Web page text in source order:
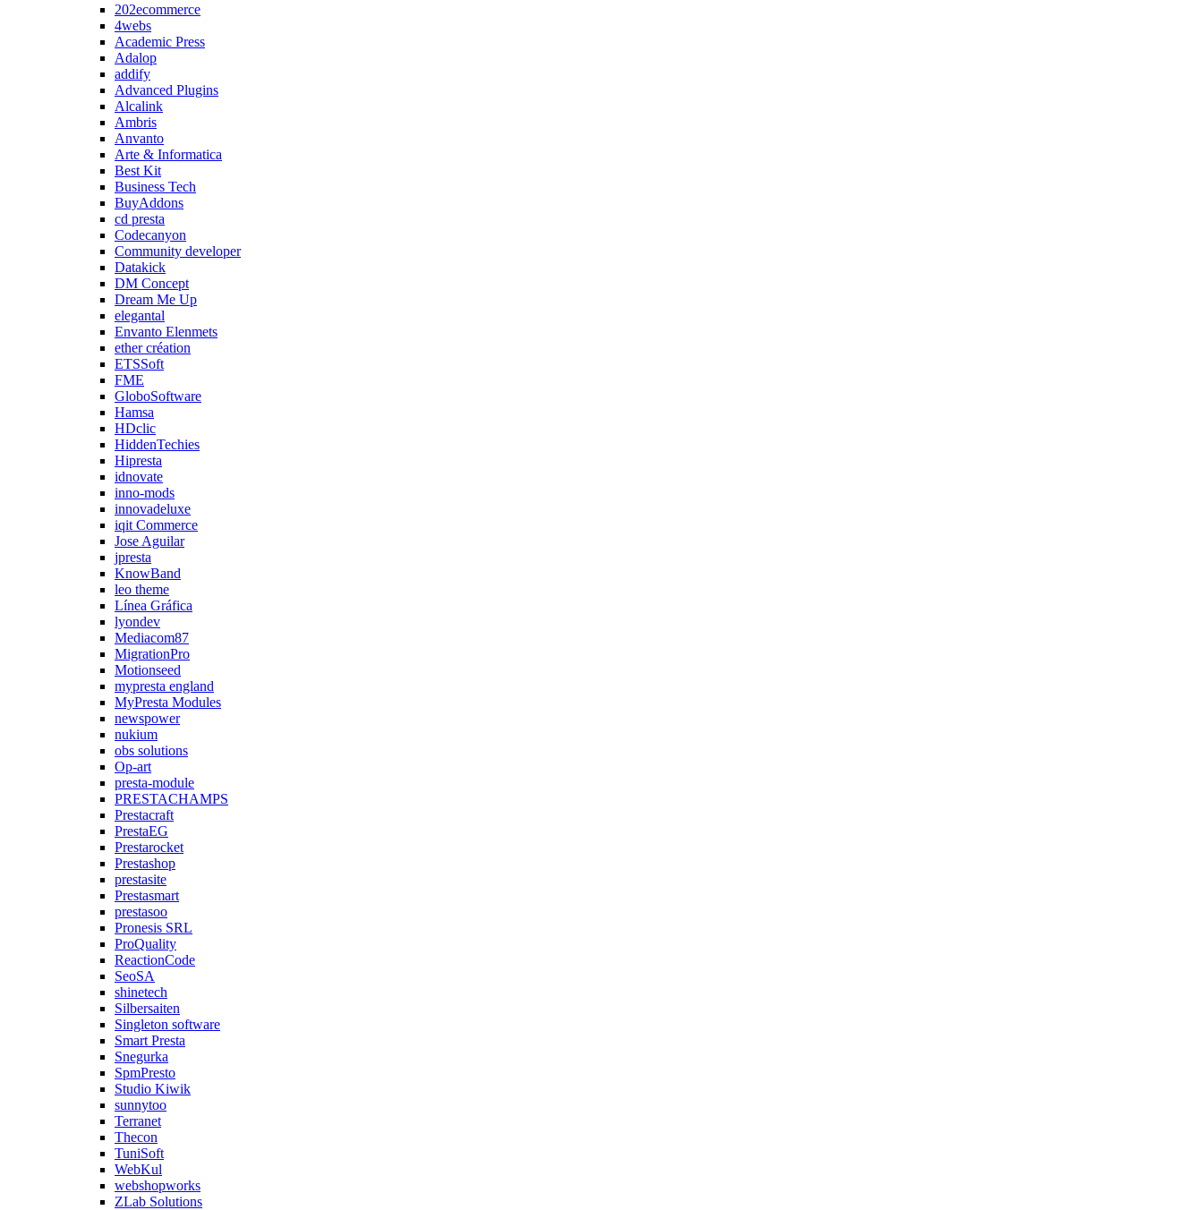
202ecommerce
4webs
Academic Press
Adalop
addify
Advanced Plugins
Alcalink
Ambris
Anvanto
Arte & Informatica
Best Kit
Business Tech
BuyAddons
cd presta
Codecanyon
Community developer
Datakick
DM Concept
Dream Me Up
elegantal
Envanto Elenmets
ether création
ETSSoft
FME
GloboSoftware
Hamsa
HDclic
HiddenTechies
Hipresta
idnovate
inno-mods
innovadeluxe
iqit Commerce
Jose Aguilar
jpresta
KnowBand
leo theme
Línea Gráfica
lyondev
Mediacom87
MigrationPro
Motionseed
mypresta england
MyPresta Modules
newspower
nukium
obs solutions
Op-art
presta-module
PRESTACHAMPS
Prestacraft
PrestaEG
Prestarocket
Prestashop
prestasite
Prestasmart
prestasoo
Pronesis SRL
ProQuality
ReactionCode
SeoSA
shinetech
Silbersaiten
Singleton software
Smart Presta
Snegurka
SpmPresto
Studio Kiwik
sunnytoo
Terranet
Thecon
TuniSoft
WebKul
webshopworks
ZLab Solutions